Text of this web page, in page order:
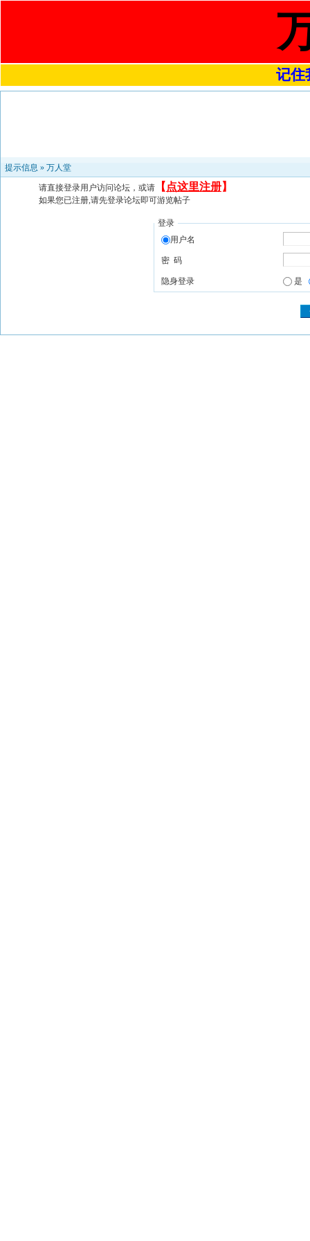
记住
提示信息 » 万人堂
请直接登录用户访问论坛，或请 【 点这里注册】
如果您已注册,请先登录论坛即可游览帖子
登录
用户名
密 码
隐身登录 是